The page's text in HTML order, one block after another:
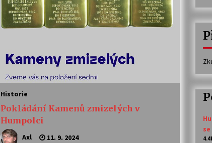
Historie
Pokládání Kamenů zmizelých v
Humpolci
Axl 11. 9. 2024